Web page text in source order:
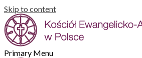
Skip to content
Primary Menu